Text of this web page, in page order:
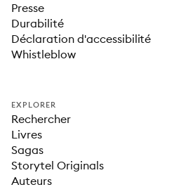
Presse
Durabilité
Déclaration d'accessibilité
Whistleblow
EXPLORER
Rechercher
Livres
Sagas
Storytel Originals
Auteurs